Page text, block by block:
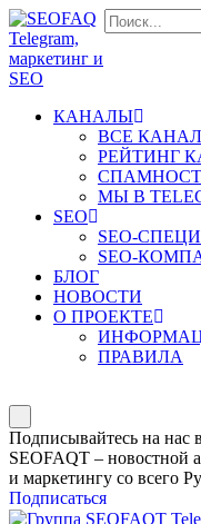
КАНАЛЫ
ВСЕ
РЕЙТИНГ
МЫ В
SEO
SEO-
SEO-
БЛОГ
НОВОСТИ
О ПРОЕКТЕ
ПРАВИЛА
Подписывайтесь на нас
SEOFAQT – новостной
и маркетингу со всего
Подписаться